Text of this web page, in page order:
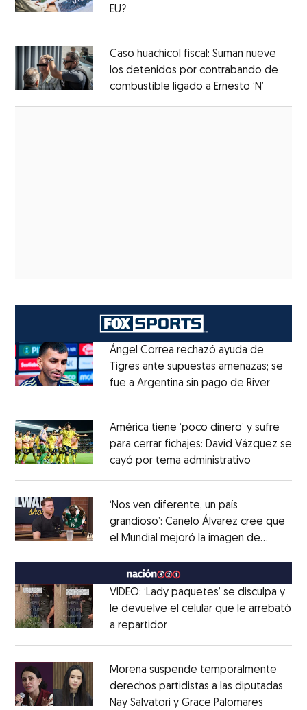
EU?
Caso huachicol fiscal: Suman nueve
los detenidos por contrabando de
combustible ligado a Ernesto ‘N’
Ángel Correa rechazó ayuda de
Tigres ante supuestas amenazas; se
fue a Argentina sin pago de RiverOpens
América tiene ‘poco dinero’ y sufre
para cerrar fichajes: David Vázquez se
cayó por tema administrativo
‘Nos ven diferente, un país
grandioso’: Canelo Álvarez cree que
el Mundial mejoró la imagen de
MéxicoOpens in new window
VIDEO: ‘Lady paquetes’ se disculpa y
le devuelve el celular que le arrebató
a repartidorOpens in new window
Morena suspende temporalmente
derechos partidistas a las diputadas
Nay Salvatori y Grace Palomares